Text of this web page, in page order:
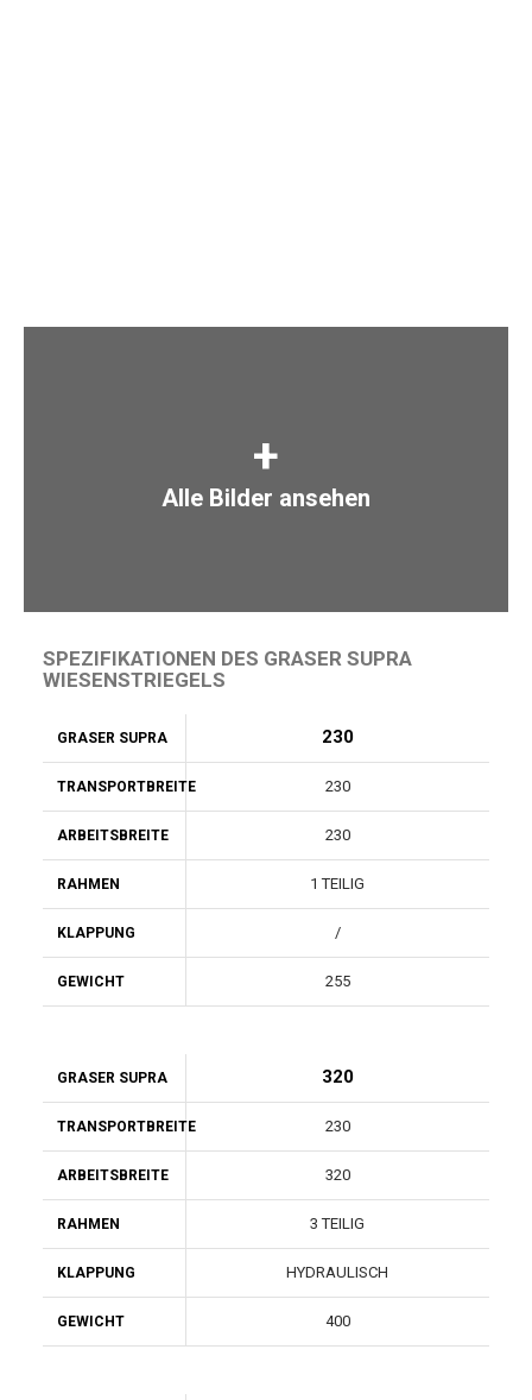
+
Alle Bilder ansehen
SPEZIFIKATIONEN DES GRASER SUPRA
WIESENSTRIEGELS
GRASER SUPRA 230
TRANSPORTBREITE 230
ARBEITSBREITE 230
RAHMEN 1 TEILIG
KLAPPUNG /
GEWICHT 255
GRASER SUPRA 320
TRANSPORTBREITE 230
ARBEITSBREITE 320
RAHMEN 3 TEILIG
KLAPPUNG HYDRAULISCH
GEWICHT 400